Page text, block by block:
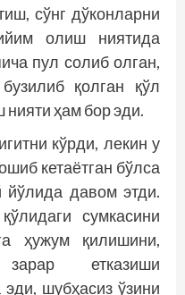
сўнг дўконларни
олиш ниятида
пул солиб олган,
қолган қўл
ҳам бор эди.
кўрди, лекин у
кетаётган бўлса
йўлида давом этди.
сумкасини
ҳужум қилишини,
етказиши
шубҳасиз ўзини